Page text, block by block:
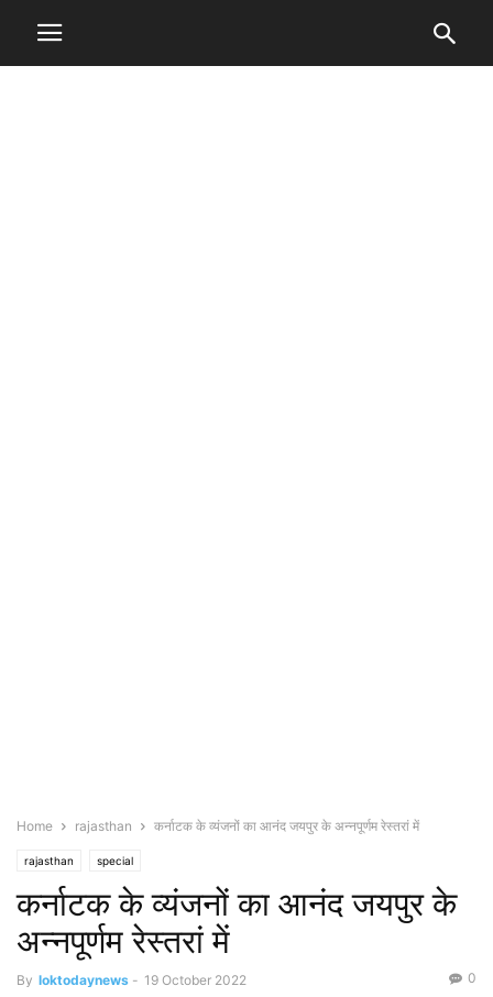
Home rajasthan कर्नाटक के व्यंजनों का आनंद जयपुर के अन्नपूर्णम रेस्तरां में
rajasthan special
कर्नाटक के व्यंजनों का आनंद जयपुर के
अन्नपूर्णम रेस्तरां में
By loktodaynews - 19 October 2022 0